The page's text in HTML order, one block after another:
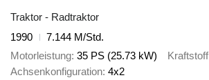
Traktor - Radtraktor
1990
7.144 M/Std.
Motorleistung 35 PS (25.73 kW) Kraftstoff
Achsenkonfiguration 4x2